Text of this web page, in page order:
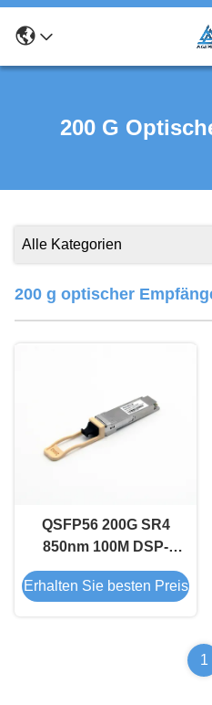
200 G
Alle Kategorien
200 g optischer
QSFP56 200G SR4
850nm 100M DSP-
Optischer
Transceivermodul
Erhalten Sie besten Preis
1